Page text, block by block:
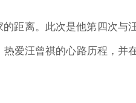
距离。此次是他第四次与
爱汪曾祺的心路历程，并